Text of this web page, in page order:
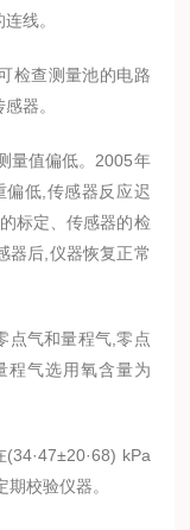
线。
检查测量池的电路
器。
量值偏低。2005年
偏低,传感器反应迟
标定、传感器的检
器后,仪器恢复正常
气和量程气,零点
程气选用氧含量为
kPa
校验仪器。